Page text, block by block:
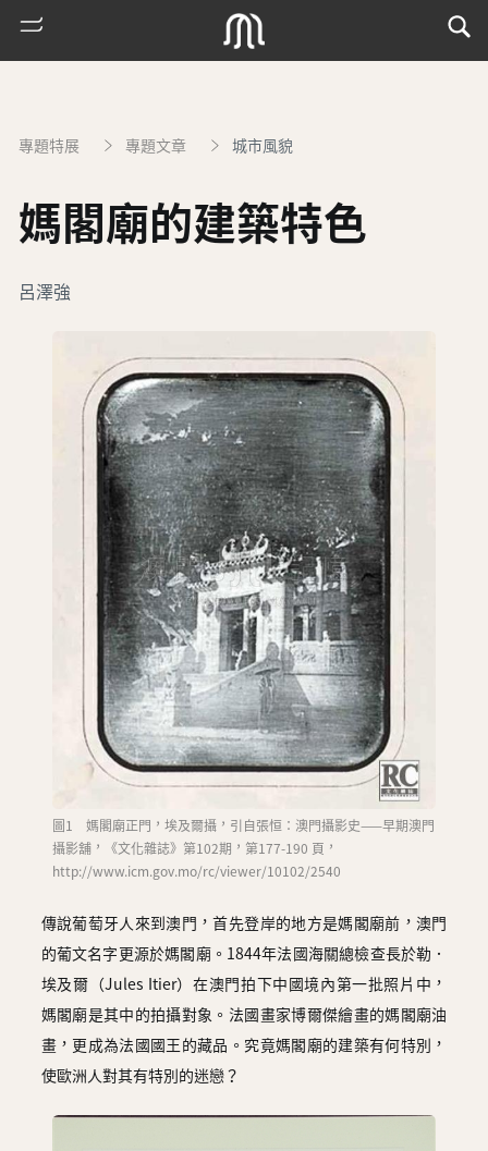
專題特展 專題文章 城市風貌
媽閣廟的建築特色
呂澤強
圖1 媽閣廟正門，埃及爾攝，引自張恒：澳門攝影史——早期澳門
攝影舖，《文化雜誌》第102期，第177-190 頁，
http://www.icm.gov.mo/rc/viewer/10102/2540
傳說葡萄牙人來到澳門，首先登岸的地方是媽閣廟前，澳門
的葡文名字更源於媽閣廟。1844年法國海關總檢查長於勒．
埃及爾（Jules Itier）在澳門拍下中國境內第一批照片中，
媽閣廟是其中的拍攝對象。法國畫家博爾傑繪畫的媽閣廟油
畫，更成為法國國王的藏品。究竟媽閣廟的建築有何特別，
使歐洲人對其有特別的迷戀？